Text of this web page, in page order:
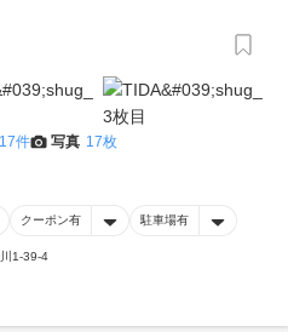
17件 写真 17枚
クーポン有 駐車場有
1-39-4